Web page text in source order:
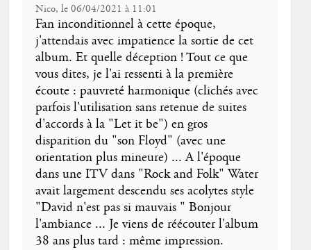
Nico, le 06/04/2021 à 11:01
Fan inconditionnel à cette époque,
j'attendais avec impatience la sortie de cet
album. Et quelle déception ! Tout ce que
vous dites, je l'ai ressenti à la première
écoute : pauvreté harmonique (clichés avec
parfois l'utilisation sans retenue de suites
d'accords à la "Let it be") en gros
disparition du "son Floyd" (avec une
orientation plus mineure) ... A l'époque
dans une ITV dans "Rock and Folk" Water
avait largement descendu ses acolytes style
"David n'est pas si mauvais " Bonjour
l'ambiance ... Je viens de réécouter l'album
38 ans plus tard : même impression.